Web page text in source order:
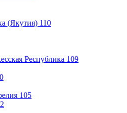
(Якутия) 110
Республика 109
105